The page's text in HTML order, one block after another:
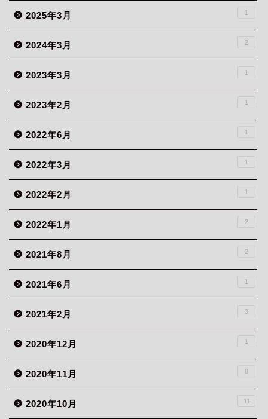
2025年3月 1
2024年3月 2
2023年3月 1
2023年2月 1
2022年6月 1
2022年3月 1
2022年2月 1
2022年1月 2
2021年8月 2
2021年6月 1
2021年2月 3
2020年12月 1
2020年11月 8
2020年10月 11